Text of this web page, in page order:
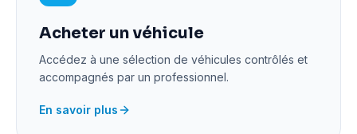
Acheter un véhicule
Accédez à une sélection de véhicules contrôlés et
accompagnés par un professionnel.
En savoir plus